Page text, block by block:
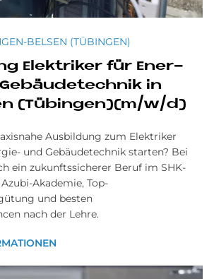
BELSEN (TÜBINGEN)
Elek­tri­ker für En­er­
in
(Tü­bin­gen)(m/w/d)
Ausbildung zum Elektriker
und Gebäudetechnik starten? Bei
ein zukunftssicherer Beruf im SHK-
Akademie, Top-
und besten
nach der Lehre.